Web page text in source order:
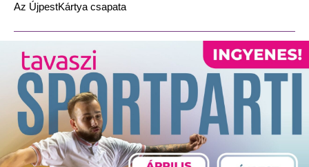
Az ÚjpestKártya csapata